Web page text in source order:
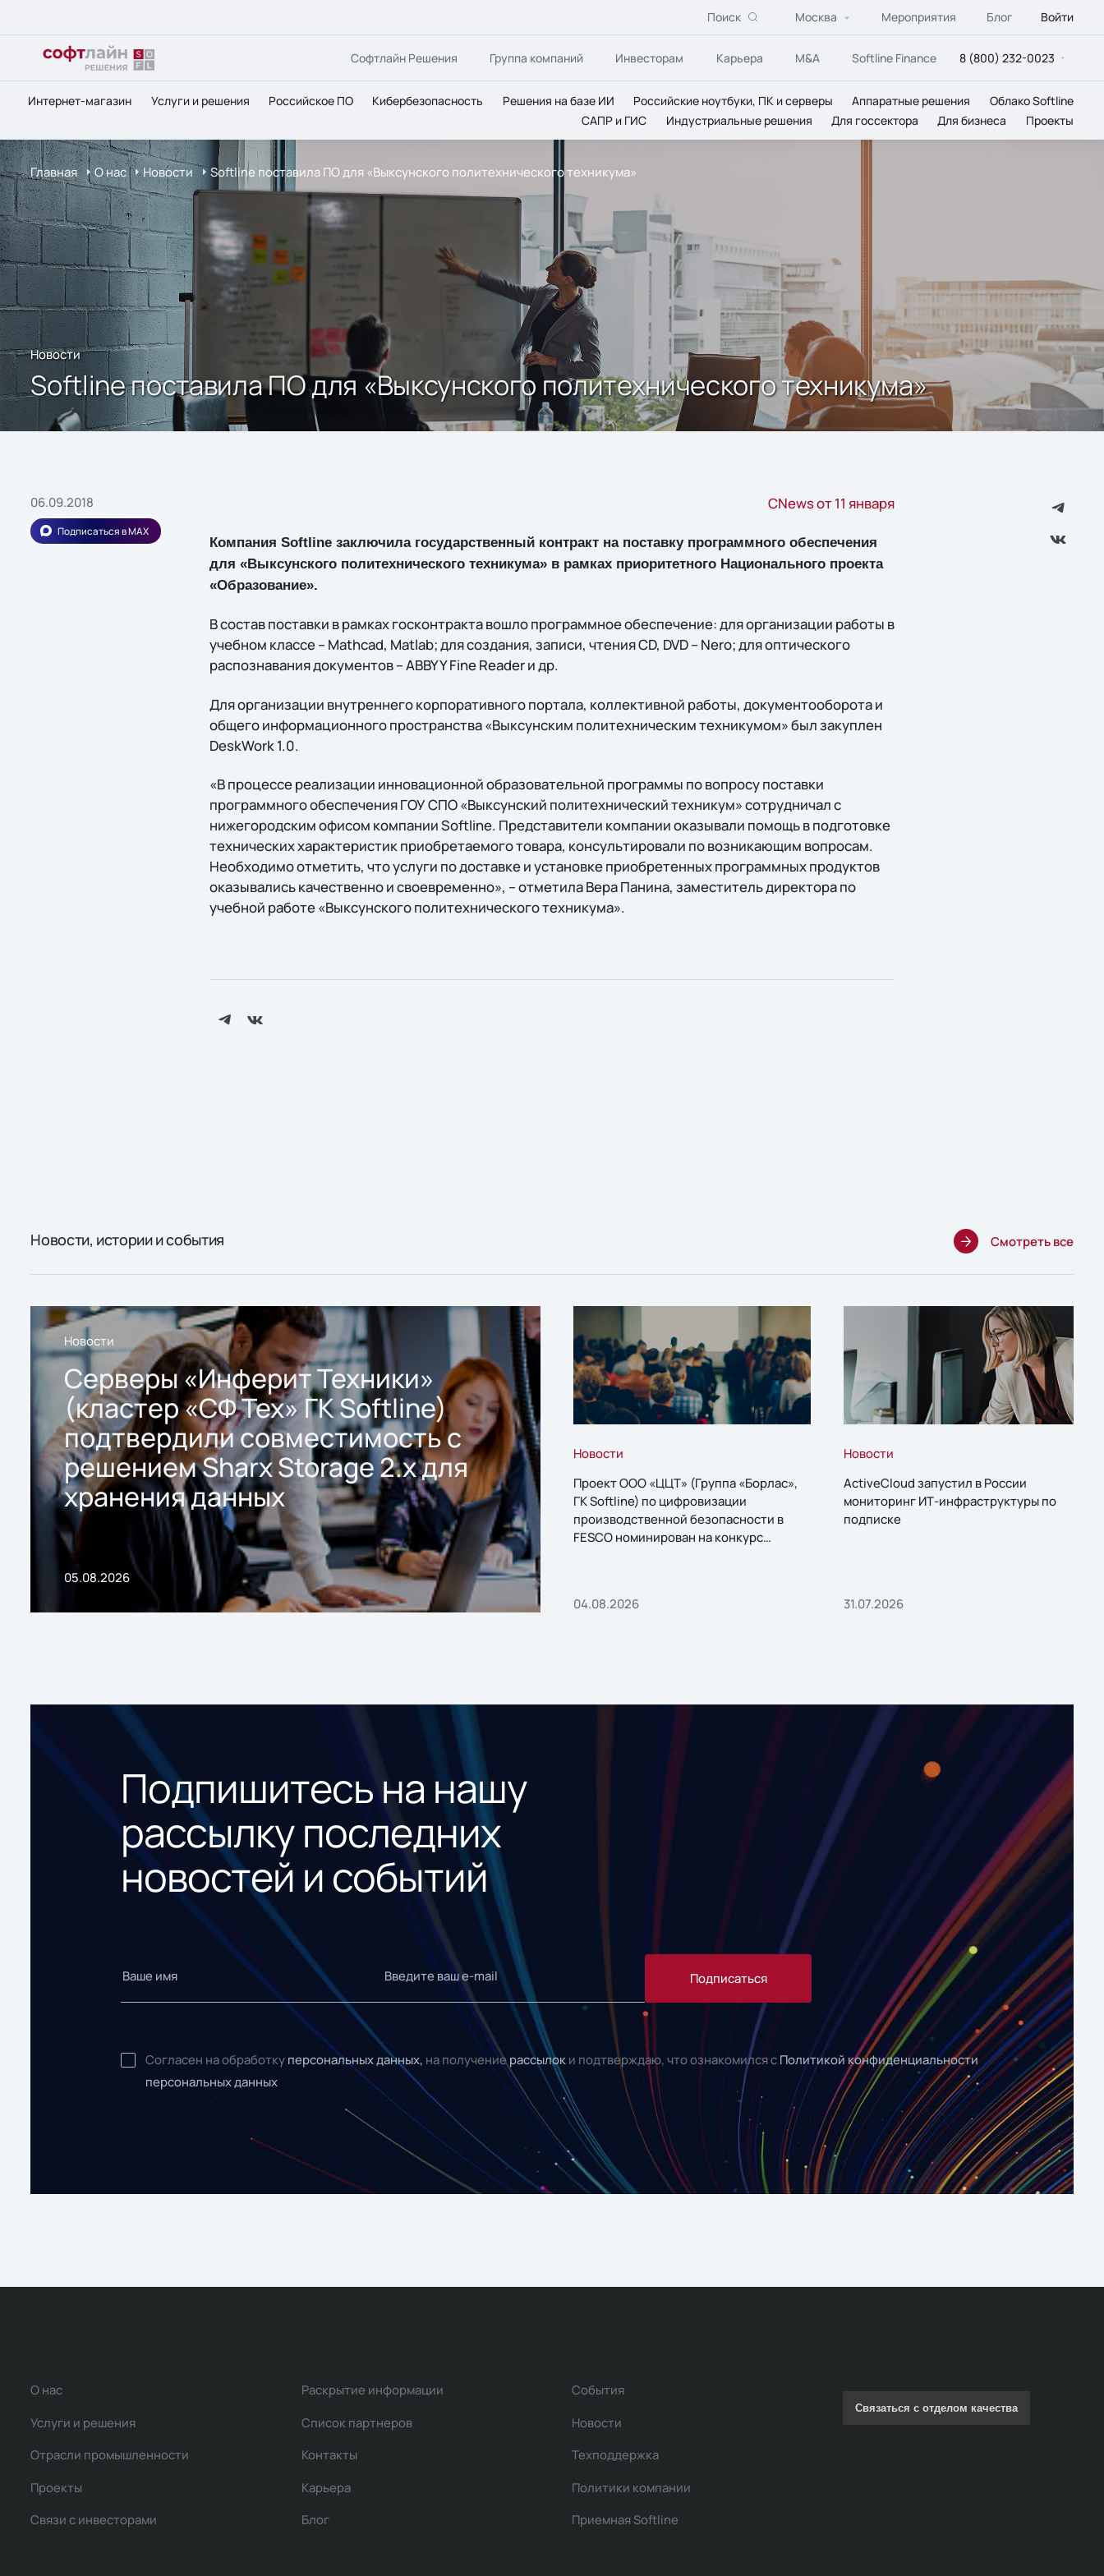
Поиск Москва Мероприятия Блог Войти
Софтлайн Решения Группа компаний Инвесторам Карьера M&A Softline Finance 8 (800) 232-0023
Интернет-магазин Услуги и решения Российское ПО Кибербезопасность Решения на базе ИИ Российские ноутбуки, ПК и серверы Аппаратные решения
Облако Softline
САПР и ГИС
Индустриальные решения Для госсектора Для бизнеса Проекты
Главная О нас Новости Softline поставила ПО для «Выксунского политехнического техникума»
Новости
Softline поставила ПО для «Выксунского политехнического техникума»
06.09.2018
Подписаться в MAX
CNews от 11 января
Компания Softline заключила государственный контракт на поставку программного обеспечения
для «Выксунского политехнического техникума» в рамках приоритетного Национального проекта
«Образование».
В состав поставки в рамках госконтракта вошло программное обеспечение: для организации работы в
учебном классе – Mathcad, Matlab; для создания, записи, чтения CD, DVD – Nero; для оптического
распознавания документов – ABBYY Fine Reader и др.
Для организации внутреннего корпоративного портала, коллективной работы, документооборота и
общего информационного пространства «Выксунским политехническим техникумом» был закуплен
DeskWork 1.0.
«В процессе реализации инновационной образовательной программы по вопросу поставки
программного обеспечения ГОУ СПО «Выксунский политехнический техникум» сотрудничал с
нижегородским офисом компании Softline. Представители компании оказывали помощь в подготовке
технических характеристик приобретаемого товара, консультировали по возникающим вопросам.
Необходимо отметить, что услуги по доставке и установке приобретенных программных продуктов
оказывались качественно и своевременно», – отметила Вера Панина, заместитель директора по
учебной работе «Выксунского политехнического техникума».
Новости, истории и события Смотреть все
Новости
Серверы «Инферит Техники»
(кластер «СФ Тех» ГК Softline)
подтвердили совместимость с
решением Sharx Storage 2.x для
хранения данных
05.08.2026
Новости
Проект ООО «ЦЦТ» (Группа «Борлас»,
ГК Softline) по цифровизации
производственной безопасности в
FESCO номинирован на конкурс
04.08.2026
Новости
ActiveCloud запустил в России
мониторинг ИТ-инфраструктуры по
подписке
31.07.2026
Подпишитесь на нашу
рассылку последних
новостей и событий
Подписаться
Согласен на обработку персональных данных, на получениерассылок и подтверждаю, что ознакомился с Политикой конфиденциальности
персональных данных
О нас
Услуги и решения
Отрасли промышленности
Проекты
Связи с инвесторами
Раскрытие информации
Список партнеров
Контакты
Карьера
Блог
События
Новости
Техподдержка
Политики компании
Приемная Softline
Связаться с отделом качества